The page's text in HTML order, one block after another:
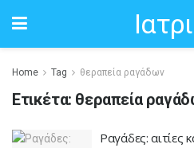
Home Tag θεραπεία ραγάδων
Ετικέτα: θεραπεία
Ραγάδες: αιτίες